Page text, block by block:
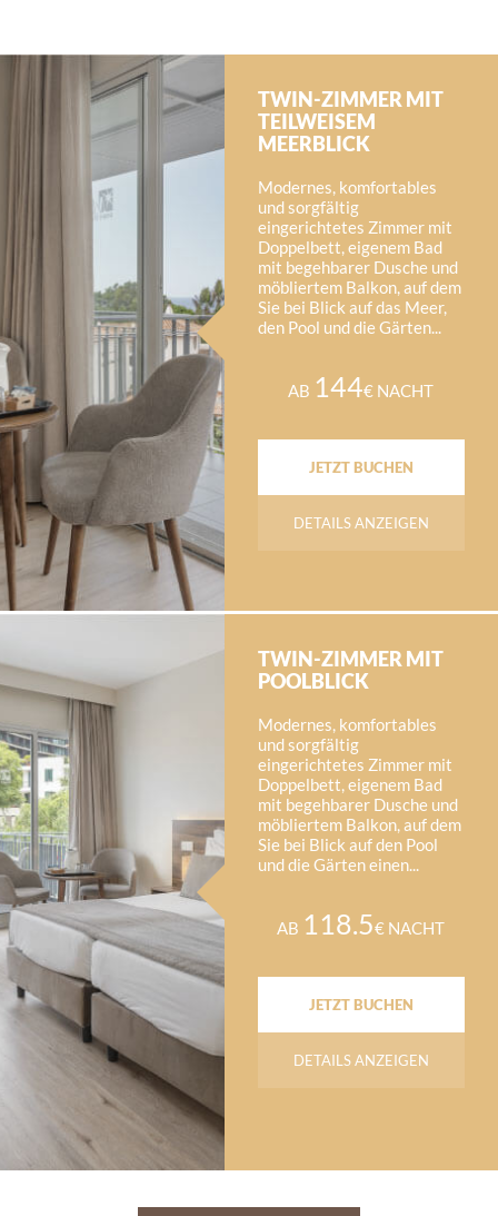
TWIN-ZIMMER MIT
TEILWEISEM
MEERBLICK
Modernes, komfortables
und sorgfältig
eingerichtetes Zimmer mit
Doppelbett, eigenem Bad
mit begehbarer Dusche und
möbliertem Balkon, auf dem
Sie bei Blick auf das Meer,
den Pool und die Gärten...
AB 144€ NACHT
JETZT BUCHEN
DETAILS ANZEIGEN
TWIN-ZIMMER MIT
POOLBLICK
Modernes, komfortables
und sorgfältig
eingerichtetes Zimmer mit
Doppelbett, eigenem Bad
mit begehbarer Dusche und
möbliertem Balkon, auf dem
Sie bei Blick auf den Pool
und die Gärten einen...
AB 118.5€ NACHT
JETZT BUCHEN
DETAILS ANZEIGEN